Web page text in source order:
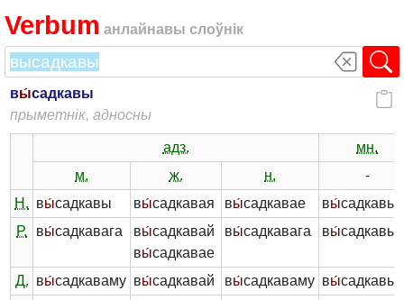
Verbum анлайнавы слоўнік
вы́садкавы
прыметнік, адносны
адз.
мн.
м.
ж. н.
-
Н. вы́садкавы вы́садкавая вы́садкавае вы́
Р.
вы́садкавага вы́садкавай
вы́садкавае
вы́садкавага вы́
Д. вы́садкаваму вы́садкавай вы́садкаваму вы́